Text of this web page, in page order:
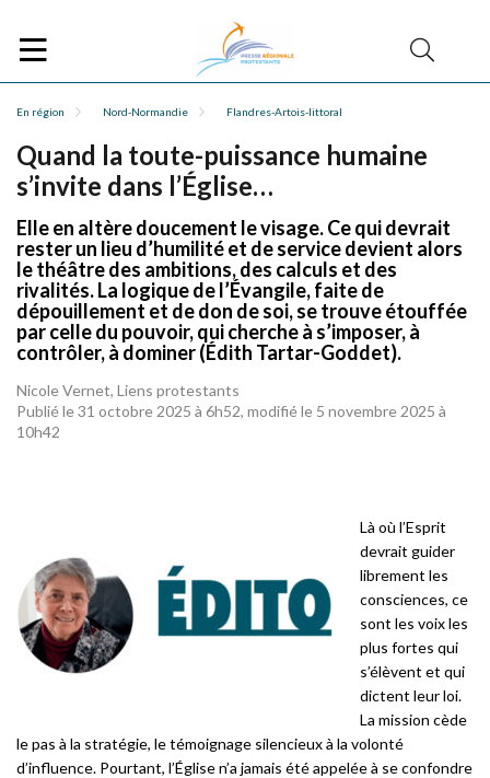
En région Nord-Normandie Flandres-Artois-littoral
Quand la toute-puissance humaine
s’invite dans l’Église…
Elle en altère doucement le visage. Ce qui devrait
rester un lieu d’humilité et de service devient alors
le théâtre des ambitions, des calculs et des
rivalités. La logique de l’Évangile, faite de
dépouillement et de don de soi, se trouve étouffée
par celle du pouvoir, qui cherche à s’imposer, à
contrôler, à dominer (Édith Tartar-Goddet).
Nicole Vernet, Liens protestants
Publié le 31 octobre 2025 à 6h52, modifié le 5 novembre 2025 à
10h42
Là où l’Esprit
devrait guider
librement les
consciences, ce
sont les voix les
plus fortes qui
s’élèvent et qui
dictent leur loi.
La mission cède
le pas à la stratégie, le témoignage silencieux à la volonté
d’influence. Pourtant, l’Église n’a jamais été appelée à se confondre